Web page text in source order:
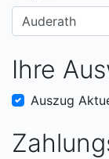
Ihre
Auszug